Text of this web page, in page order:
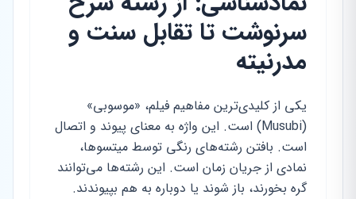
سرنوشت تا تقابل سنت و
مدرنیته
یکی از کلیدی‌ترین مفاهیم فیلم، «موسوبی»
(Musubi) است. این واژه به معنای پیوند و اتصال
است. بافتن رشته‌های رنگی توسط میتسوها،
نمادی از جریان زمان است. این رشته‌ها می‌توانند
گره بخورند، باز شوند یا دوباره به هم بپیوندند.